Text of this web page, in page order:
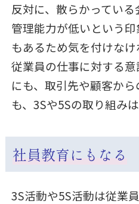
反対に、散らかってい
管理能力が低いという
もあるため気を付けなけ
従業員の仕事に対する
にも、取引先や顧客か
も、3Sや5Sの取り組み
社員教育にもなる
3S活動や5S活動は従業